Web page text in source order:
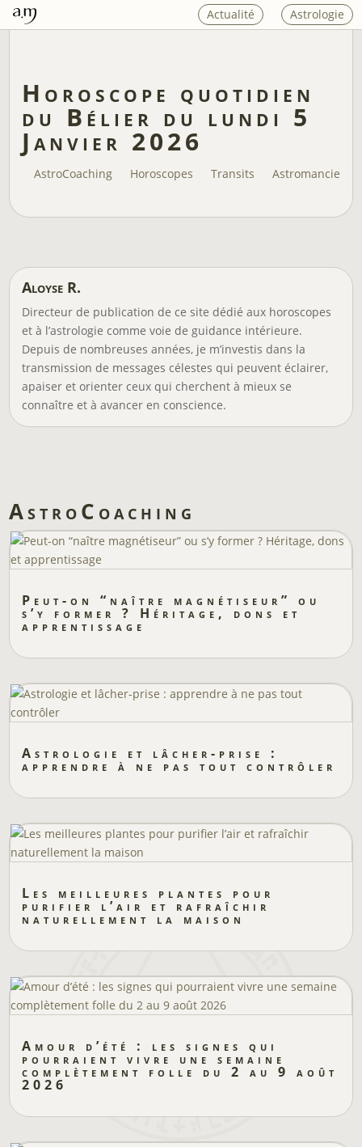
Actualité Astrologie
Horoscope quotidien
du Bélier du lundi 5
Janvier 2026
AstroCoaching Horoscopes Transits Astromancie
Aloyse R.
Directeur de publication de ce site dédié aux horoscopes
et à l’astrologie comme voie de guidance intérieure.
Depuis de nombreuses années, je m’investis dans la
transmission de messages célestes qui peuvent éclairer,
apaiser et orienter ceux qui cherchent à mieux se
connaître et à avancer en conscience.
AstroCoaching
Peut-on “naître magnétiseur” ou
s’y former ? Héritage, dons et
apprentissage
Astrologie et lâcher-prise :
apprendre à ne pas tout contrôler
Les meilleures plantes pour
purifier l’air et rafraîchir
naturellement la maison
Amour d’été : les signes qui
pourraient vivre une semaine
complètement folle du 2 au 9 août
2026